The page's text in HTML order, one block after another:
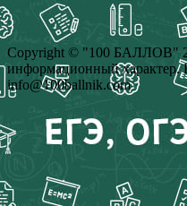
Copyright © "100 БАЛЛОВ"
информационный характер.
info@100ballnik.com